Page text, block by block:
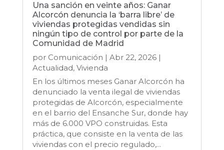
Una sanción en veinte años: Ganar
Alcorcón denuncia la ‘barra libre’ de
viviendas protegidas vendidas sin
ningún tipo de control por parte de la
Comunidad de Madrid
por Comunicación | Abr 22, 2026|
Actualidad, Vivienda
En los últimos meses Ganar Alcorcón ha
denunciado la venta ilegal de viviendas
protegidas de Alcorcón, especialmente
en el barrio del Ensanche Sur, donde hay
más de 6.000 VPO construidas. Esta
práctica, que consiste en la venta de las
viviendas con el precio regulado,...